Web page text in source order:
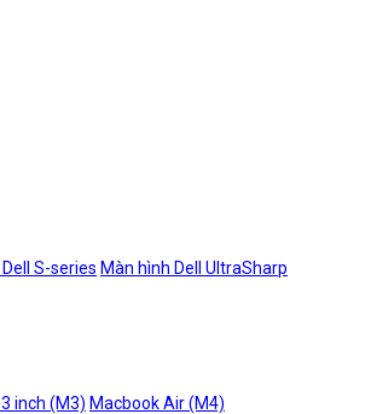
S-series Màn hình Dell UltraSharp
inch (M3) Macbook Air (M4)